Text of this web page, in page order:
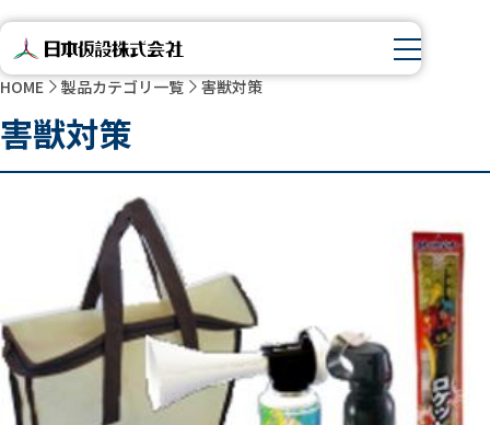
HOME 製品カテゴリ一覧 害獣対策
害獣対策